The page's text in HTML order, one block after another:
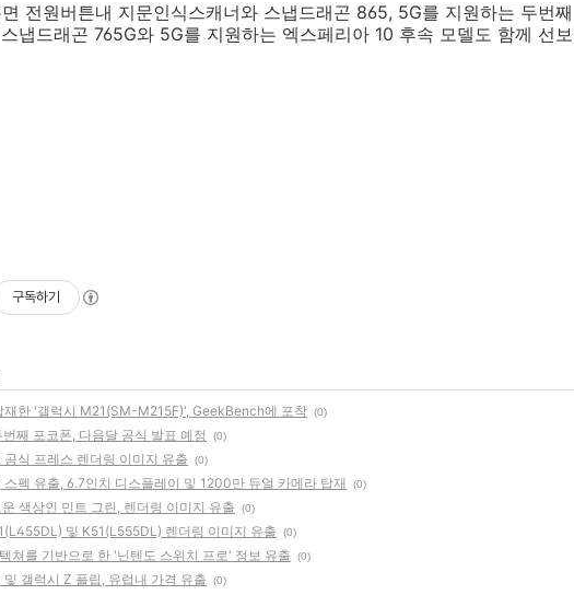
전원버튼내 지문인식스캐너와 스냅드래곤 865, 5G를 지원하는 두번
냅드래곤 765G와 5G를 지원하는 엑스페리아 10 후속 모델도 함께 선
구독하기
재한 '갤럭시 M21(SM-M215F)', GeekBench에 포착 (0)
째 포코폰, 다음달 공식 발표 예정 (0)
식 프레스 렌더링 이미지 유출 (0)
펙 유출, 6.7인치 디스플레이 및 1200만 듀얼 카메라 탑재 (0)
색상인 민트 그린, 렌더링 이미지 유출 (0)
및 K51(L555DL) 렌더링 이미지 유출 (0)
쳐를 기반으로 한 '닌텐도 스위치 프로' 정보 유출 (0)
갤럭시 Z 플립, 유럽내 가격 유출 (0)